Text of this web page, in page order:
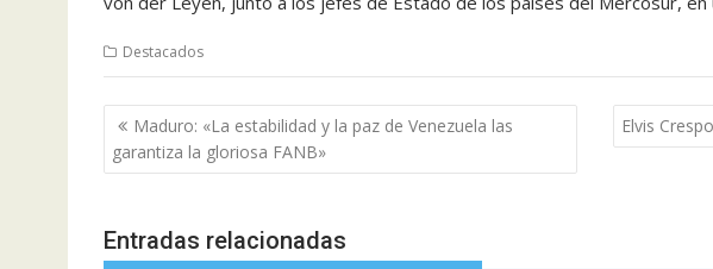
Destacados
Navegación
de
entradas
Maduro: «La estabilidad y la paz de Venezuela las
garantiza la gloriosa FANB»
Elvis
Entradas relacionadas